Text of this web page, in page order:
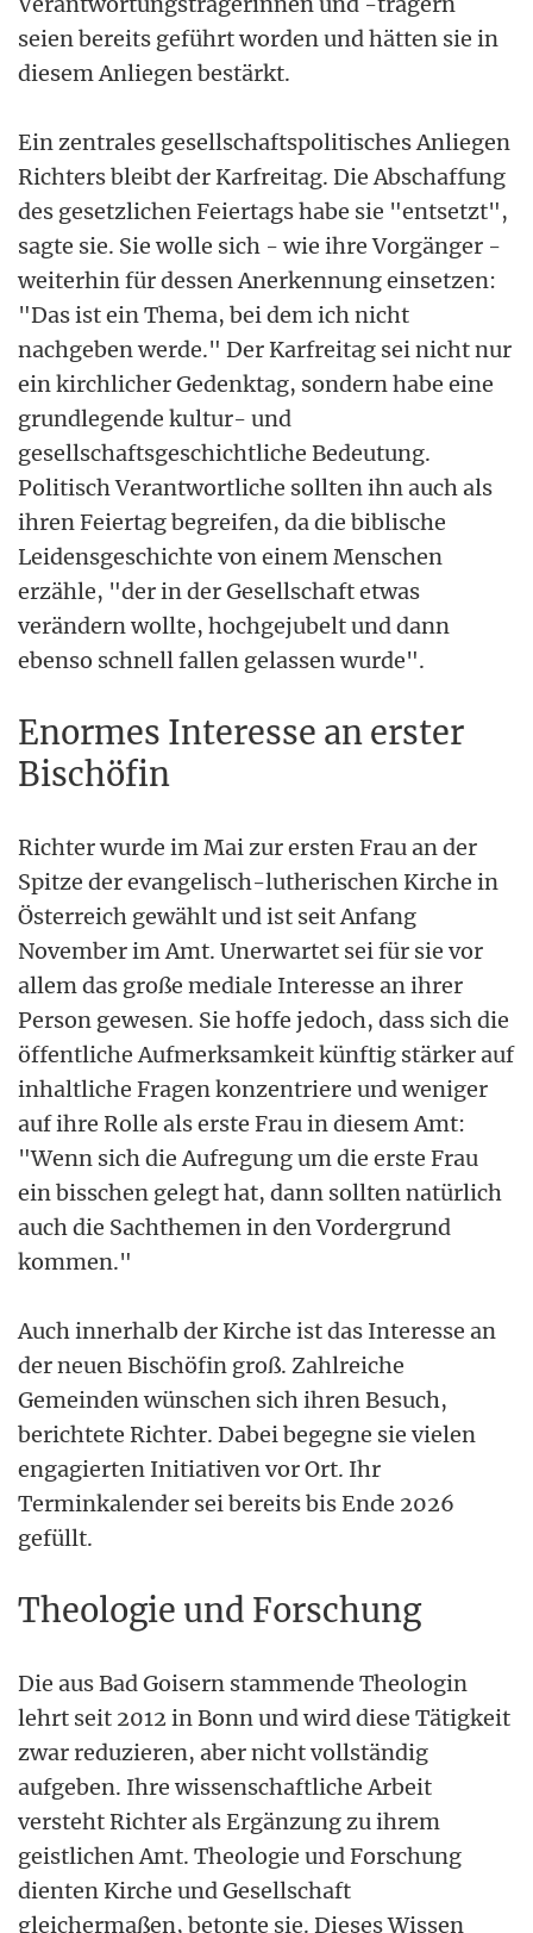
seien bereits geführt worden und hätten sie in
diesem Anliegen bestärkt.
Ein zentrales gesellschaftspolitisches Anliegen
Richters bleibt der Karfreitag. Die Abschaffung
des gesetzlichen Feiertags habe sie "entsetzt",
sagte sie. Sie wolle sich - wie ihre Vorgänger -
weiterhin für dessen Anerkennung einsetzen:
"Das ist ein Thema, bei dem ich nicht
nachgeben werde." Der Karfreitag sei nicht nur
ein kirchlicher Gedenktag, sondern habe eine
grundlegende kultur- und
gesellschaftsgeschichtliche Bedeutung.
Politisch Verantwortliche sollten ihn auch als
ihren Feiertag begreifen, da die biblische
Leidensgeschichte von einem Menschen
erzähle, "der in der Gesellschaft etwas
verändern wollte, hochgejubelt und dann
ebenso schnell fallen gelassen wurde".
Enormes Interesse an erster
Bischöfin
Richter wurde im Mai zur ersten Frau an der
Spitze der evangelisch-lutherischen Kirche in
Österreich gewählt und ist seit Anfang
November im Amt. Unerwartet sei für sie vor
allem das große mediale Interesse an ihrer
Person gewesen. Sie hoffe jedoch, dass sich die
öffentliche Aufmerksamkeit künftig stärker auf
inhaltliche Fragen konzentriere und weniger
auf ihre Rolle als erste Frau in diesem Amt:
"Wenn sich die Aufregung um die erste Frau
ein bisschen gelegt hat, dann sollten natürlich
auch die Sachthemen in den Vordergrund
kommen."
Auch innerhalb der Kirche ist das Interesse an
der neuen Bischöfin groß. Zahlreiche
Gemeinden wünschen sich ihren Besuch,
berichtete Richter. Dabei begegne sie vielen
engagierten Initiativen vor Ort. Ihr
Terminkalender sei bereits bis Ende 2026
gefüllt.
Theologie und Forschung
Die aus Bad Goisern stammende Theologin
lehrt seit 2012 in Bonn und wird diese Tätigkeit
zwar reduzieren, aber nicht vollständig
aufgeben. Ihre wissenschaftliche Arbeit
versteht Richter als Ergänzung zu ihrem
geistlichen Amt. Theologie und Forschung
dienten Kirche und Gesellschaft
gleichermaßen, betonte sie. Dieses Wissen